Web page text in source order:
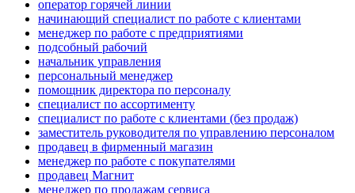
оператор горячей линии
начинающий специалист по работе с клиентами
менеджер по работе с предприятиями
подсобный рабочий
начальник управления
персональный менеджер
помощник директора по персоналу
специалист по ассортименту
специалист по работе с клиентами (без продаж)
заместитель руководителя по управлению персоналом
продавец в фирменный магазин
менеджер по работе с покупателями
продавец Магнит
менеджер по продажам сервиса